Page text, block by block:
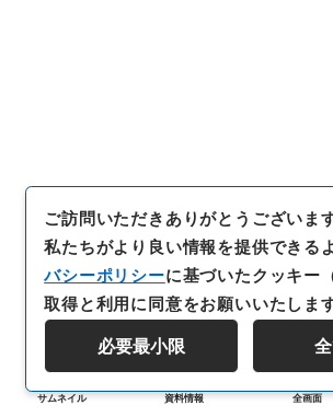
サムネイル 資料情報 全画面
ご訪問いただきありがとうございます
私たちがより良い情報を提供できる
バシーポリシーに基づいたクッキー
取得と利用に同意をお願いいたします
必要最小限